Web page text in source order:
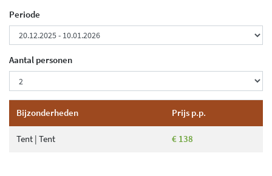
Periode
Aantal personen
Bijzonderheden Prijs p.p.
Tent | Tent € 138